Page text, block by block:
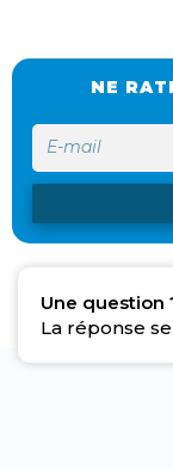
NE
Une question
La réponse